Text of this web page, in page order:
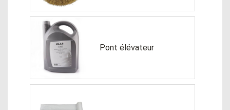
Pont élévateur